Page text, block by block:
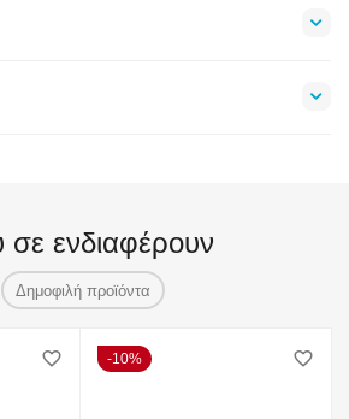
σε ενδιαφέρουν
Δημοφιλή προϊόντα
10%